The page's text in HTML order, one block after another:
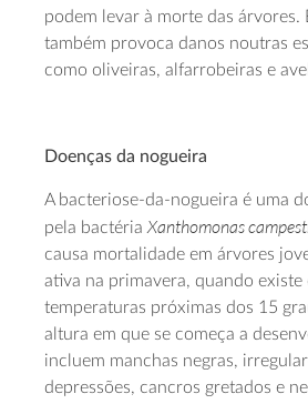
podem levar à morte das árvores.
também provoca danos noutras
como oliveiras, alfarrobeiras e
Doenças da nogueira
A bacteriose-da-nogueira é uma
pela bactéria Xanthomonas
causa mortalidade em árvores
ativa na primavera, quando existe
temperaturas próximas dos 15
altura em que se começa a
incluem manchas negras,
depressões, cancros gretados e